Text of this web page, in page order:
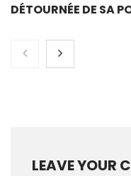
DÉTOURNÉE DE SA
LEAVE YOUR